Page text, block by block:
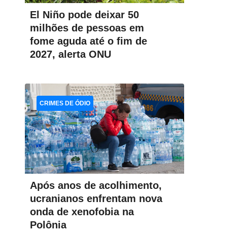
El Niño pode deixar 50
milhões de pessoas em
fome aguda até o fim de
2027, alerta ONU
Após anos de acolhimento,
ucranianos enfrentam nova
onda de xenofobia na
Polônia
CRIMES DE ÓDIO